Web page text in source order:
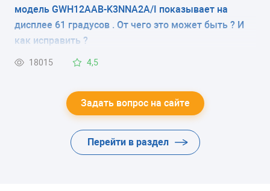
модель GWH12AAB-K3NNA2A/I показывает на
дисплее 61 градусов . От чего это может быть ? И
как исправить ?
18015 4,5
Задать вопрос на сайте
Перейти в раздел